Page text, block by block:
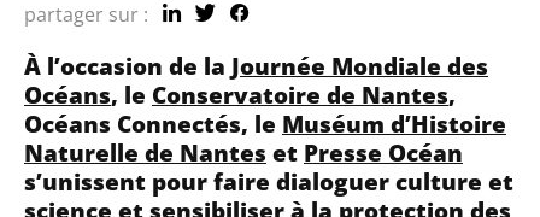
partager sur :
À l’occasion de la Journée Mondiale des
Océans, le Conservatoire de Nantes,
Océans Connectés, le Muséum d’Histoire
Naturelle de Nantes et Presse Océan
s’unissent pour faire dialoguer culture et
science et sensibiliser à la protection des